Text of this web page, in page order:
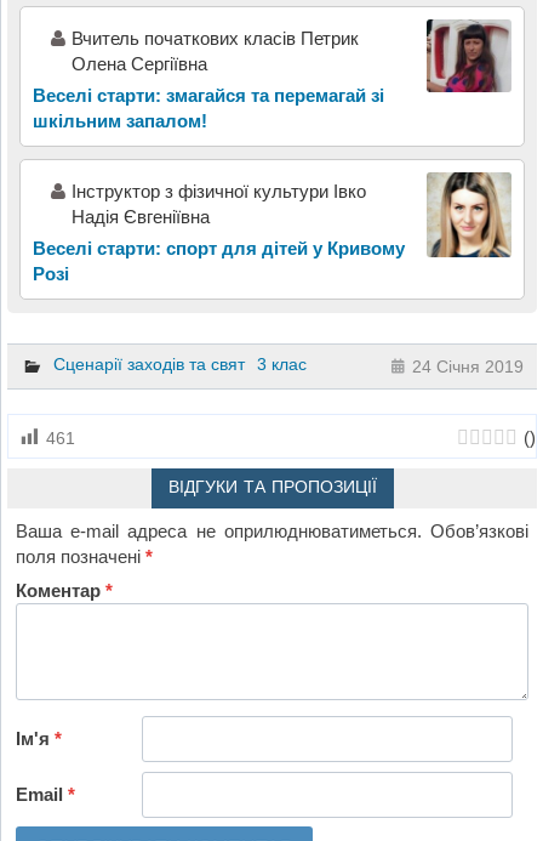
Вчитель початкових класів Петрик
Олена Сергіївна
Веселі старти: змагайся та перемагай зі
шкільним запалом!
Інструктор з фізичної культури Івко
Надія Євгеніївна
Веселі старти: спорт для дітей у Кривому
Розі
Сценарії заходів та свят 3 клас 24 Січня 2019
461 ()
ВІДГУКИ ТА ПРОПОЗИЦІЇ
Ваша e-mail адреса не оприлюднюватиметься. Обов’язкові
поля позначені*
Коментар*
Ім'я*
Email*